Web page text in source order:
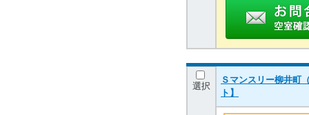
選択
Ｓマンスリー柳井町
ト】